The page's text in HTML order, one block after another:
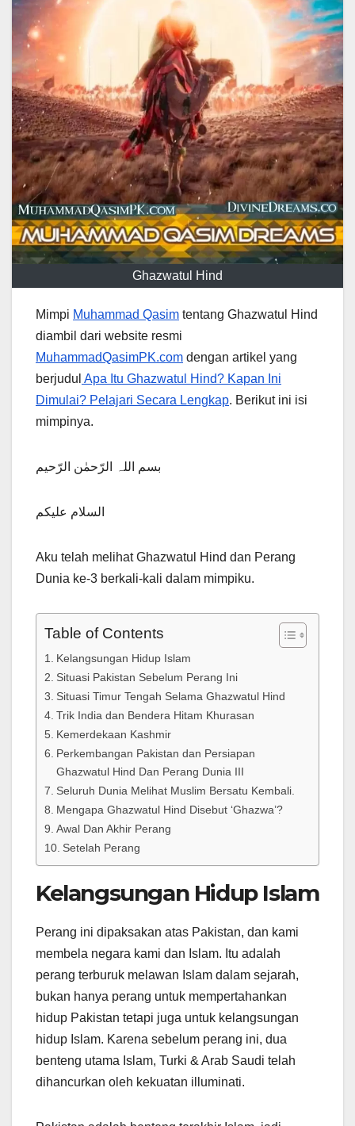
Ghazwatul Hind
Mimpi Muhammad Qasim tentang Ghazwatul Hind
diambil dari website resmi
MuhammadQasimPK.com dengan artikel yang
berjudul Apa Itu Ghazwatul Hind? Kapan Ini
Dimulai? Pelajari Secara Lengkap. Berikut ini isi
mimpinya.
بسم اللہ الرّحمٰن الرّحیم
السلام علیکم
Aku telah melihat Ghazwatul Hind dan Perang
Dunia ke-3 berkali-kali dalam mimpiku.
Table of Contents
Kelangsungan Hidup Islam
Situasi Pakistan Sebelum Perang Ini
Situasi Timur Tengah Selama Ghazwatul Hind
Trik India dan Bendera Hitam Khurasan
Kemerdekaan Kashmir
Perkembangan Pakistan dan Persiapan
Ghazwatul Hind Dan Perang Dunia III
Seluruh Dunia Melihat Muslim Bersatu Kembali.
Mengapa Ghazwatul Hind Disebut ‘Ghazwa’?
Awal Dan Akhir Perang
Setelah Perang
Kelangsungan Hidup Islam
Perang ini dipaksakan atas Pakistan, dan kami
membela negara kami dan Islam. Itu adalah
perang terburuk melawan Islam dalam sejarah,
bukan hanya perang untuk mempertahankan
hidup Pakistan tetapi juga untuk kelangsungan
hidup Islam. Karena sebelum perang ini, dua
benteng utama Islam, Turki & Arab Saudi telah
dihancurkan oleh kekuatan illuminati.